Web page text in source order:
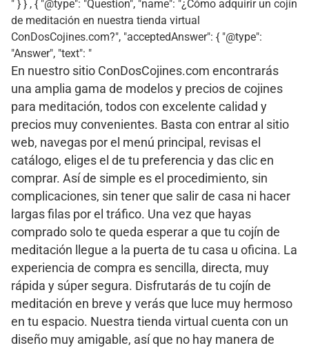
" } } , { "@type": "Question", "name": "¿Cómo adquirir un cojín
de meditación en nuestra tienda virtual
ConDosCojines.com?", "acceptedAnswer": { "@type":
"Answer", "text": "
En nuestro sitio ConDosCojines.com encontrarás
una amplia gama de modelos y precios de cojines
para meditación, todos con excelente calidad y
precios muy convenientes. Basta con entrar al sitio
web, navegas por el menú principal, revisas el
catálogo, eliges el de tu preferencia y das clic en
comprar. Así de simple es el procedimiento, sin
complicaciones, sin tener que salir de casa ni hacer
largas filas por el tráfico. Una vez que hayas
comprado solo te queda esperar a que tu cojín de
meditación llegue a la puerta de tu casa u oficina. La
experiencia de compra es sencilla, directa, muy
rápida y súper segura. Disfrutarás de tu cojín de
meditación en breve y verás que luce muy hermoso
en tu espacio. Nuestra tienda virtual cuenta con un
diseño muy amigable, así que no hay manera de